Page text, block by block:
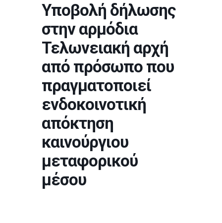
Υποβολή δήλωσης
στην αρμόδια
Τελωνειακή αρχή
από πρόσωπο που
πραγματοποιεί
ενδοκοινοτική
απόκτηση
καινούργιου
μεταφορικού
μέσου